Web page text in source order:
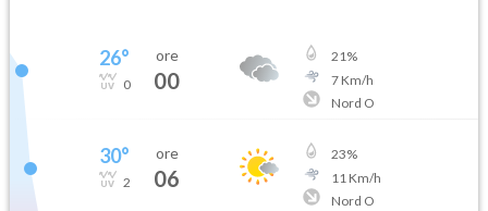
26°
0
ore
00
21%
7Km/h
Nord O
30°
2
ore
06
23%
11 Km/h
Nord O